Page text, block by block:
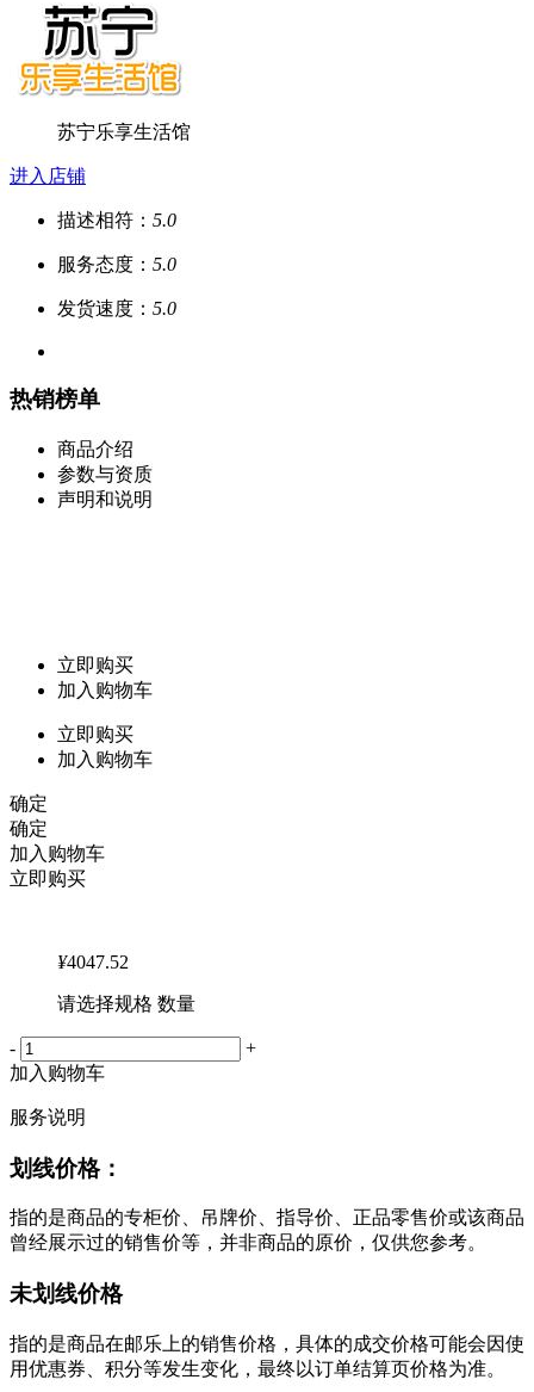
苏宁乐享生活馆
进入店铺
描述相符： 5.0
服务态度： 5.0
发货速度： 5.0
热销榜单
商品介绍
参数与资质
声明和说明
立即购买
加入购物车
立即购买
加入购物车
确定
确定
加入购物车
立即购买
¥4047.52
请选择规格 数量
-
+
加入购物车
服务说明
划线价格：
指的是商品的专柜价、吊牌价、指导价、正品零售价或该商品
曾经展示过的销售价等，并非商品的原价，仅供您参考。
未划线价格
指的是商品在邮乐上的销售价格，具体的成交价格可能会因使
用优惠券、积分等发生变化，最终以订单结算页价格为准。